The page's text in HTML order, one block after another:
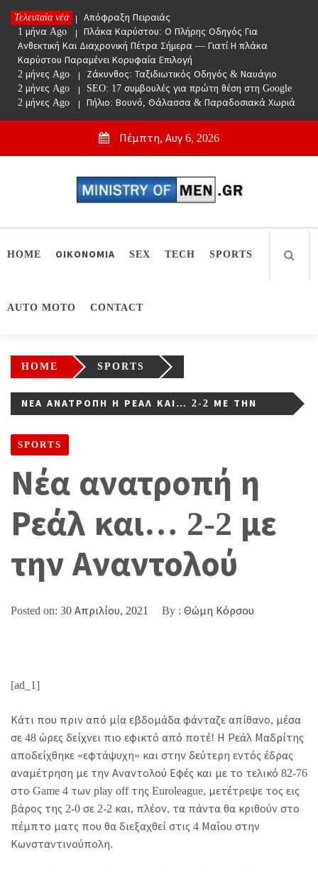
Skip
content
Τελευταία νέα
1 μήνα Ago
Απόφραξη Πειραιάς
1 μήνα Ago
Πλάκα Καρύστου: Ο Πλήρης Οδηγός Για
Ανθεκτική Και Διαχρονική Πέτρα Σήμερα — Γιατί Η πλάκα
Καρύστου Παραμένει Κορυφαία Επιλογή
2 μήνες Ago
Ζάκυνθος: Ταξιδιωτικός Οδηγός & Ναυάγιο
2 μήνες Ago
SEO: 17 συμβουλές για πρώτη θέση στη Google
2 μήνες Ago
Πήλιο: Βουνό, Θάλασσα & Παραδοσιακά Χωριά
Πέμπτη, Αυγ 6, 2026
Ministry Of Men
HOME ΟΙΚΟΝΟΜΙΑ SEX TECH SPORTS
AUTO MOTO CONTACT
HOME SPORTS
ΝΈΑ ΑΝΑΤΡΟΠΉ Η ΡΕΆΛ ΚΑΙ… 2-2 ΜΕ ΤΗΝ
SPORTS
Νέα ανατροπή η
Ρεάλ και… 2-2 με
την Αναντολού
Posted on: 30 Απριλίου, 2021 By : Θώμη Κόρσου
[ad_1]
Κάτι που πριν από μία εβδομάδα φάνταζε απίθανο, μέσα
σε 48 ώρες δείχνει πιο εφικτό από ποτέ! Η Ρεάλ Μαδρίτης
αποδείχθηκε «εφτάψυχη» και στην δεύτερη εντός έδρας
αναμέτρηση με την Αναντολού Εφές και με το τελικό 82-76
στο Game 4 των play off της Euroleague, μετέτρεψε τος εις
βάρος της 2-0 σε 2-2 και, πλέον, τα πάντα θα κριθούν στο
πέμπτο ματς που θα διεξαχθεί στις 4 Μαΐου στην
Κωνσταντινούπολη.